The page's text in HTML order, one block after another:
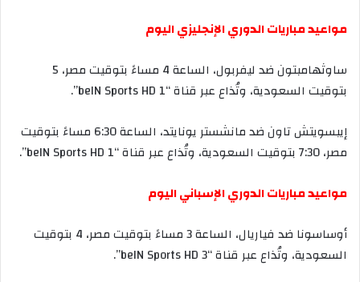
مواعيدمبارياتالدوريالإنجليزياليوم
ساوثهامبتونضد ليفربول، الساعة مساءًبتوقيتمصر،
بتوقيت السعودية، وتُذاععبر قناة“beIN Sports HD 1”.
إيبسويتشتاونضدمانشستريونايتد، الساعة مساءًبتوقيت
مصر،
بتوقيت السعودية، وتُذاععبر قناة“beIN Sports HD 1”.
مواعيدمبارياتالدوريالإسبانياليوم
أوساسونا ضد فياريال، الساعة مساءًبتوقيتمصر،
بتوقيت
السعودية، وتُذاععبر قناة“beIN Sports HD 3”.